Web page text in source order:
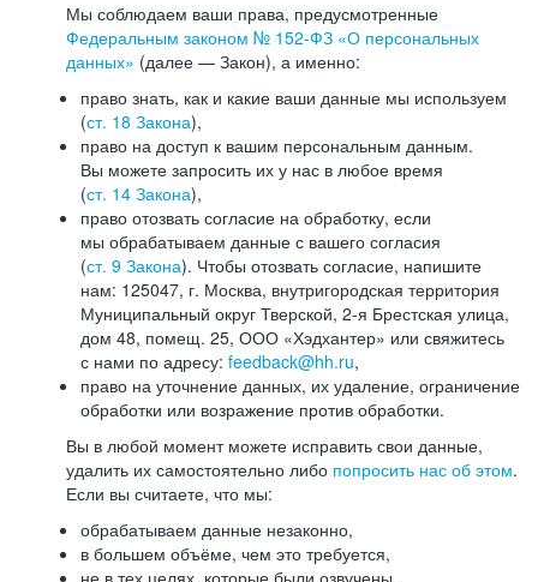
Мы соблюдаем ваши права, предусмотренные
Федеральным законом № 152-ФЗ «О персональных
данных» (далее — Закон), а именно:
право знать, как и какие ваши данные мы используем
(ст. 18 Закона),
право на доступ к вашим персональным данным.
Вы можете запросить их у нас в любое время
(ст. 14 Закона),
право отозвать согласие на обработку, если
мы обрабатываем данные с вашего согласия
(ст. 9 Закона). Чтобы отозвать согласие, напишите
нам: 125047, г. Москва, внутригородская территория
Муниципальный округ Тверской, 2-я Брестская улица,
дом 48, помещ. 25, ООО «Хэдхантер» или свяжитесь
с нами по адресу: feedback@hh.ru,
право на уточнение данных, их удаление, ограничение
обработки или возражение против обработки.
Вы в любой момент можете исправить свои данные,
удалить их самостоятельно либо попросить нас об этом.
Если вы считаете, что мы:
обрабатываем данные незаконно,
в большем объёме, чем это требуется,
не в тех целях, которые были озвучены,